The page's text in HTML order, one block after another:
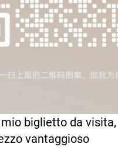
biglietto da
vantaggioso